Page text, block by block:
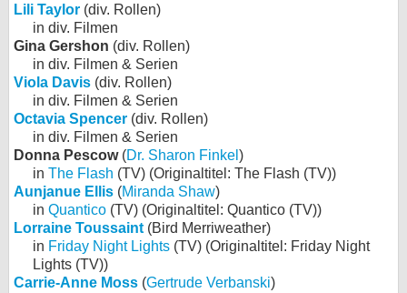
Lili Taylor (div. Rollen)
in div. Filmen
Gina Gershon (div. Rollen)
in div. Filmen & Serien
Viola Davis (div. Rollen)
in div. Filmen & Serien
Octavia Spencer (div. Rollen)
in div. Filmen & Serien
Donna Pescow(Dr. Sharon Finkel )
in The Flash (TV) (Originaltitel: The Flash (TV))
Aunjanue Ellis (Miranda Shaw)
in Quantico (TV) (Originaltitel: Quantico (TV))
Lorraine Toussaint (Bird Merriweather)
in Friday Night Lights (TV) (Originaltitel: Friday Night
Lights (TV))
Carrie-Anne Moss (Gertrude Verbanski)